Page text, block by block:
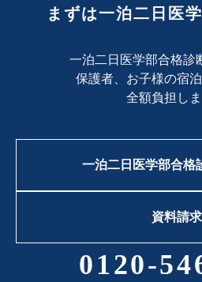
まずは一泊二日医
一泊二日医学部合格診
保護者、お子様の宿
全額負担しま
一泊二日医学部合格
資料請求
0120-